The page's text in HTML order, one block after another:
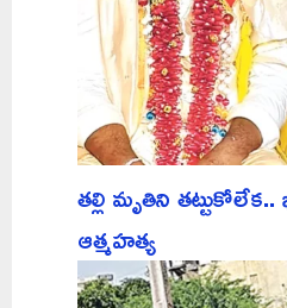
తల్లి మృతిని
ఆత్మహత్య